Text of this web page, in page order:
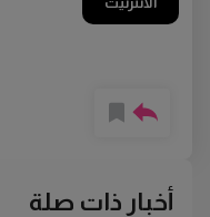
أخبار ذات صلة